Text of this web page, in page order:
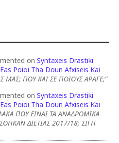
on Syntaxeis Drastiki
Poioi Tha Doun Afxiseis Kai
ΜΑΣ; ΠΟΥ ΚΑΙ ΣΕ ΠΟΙΟΥΣ ΑΡΑΓΕ;”
on Syntaxeis Drastiki
Poioi Tha Doun Afxiseis Kai
ΠΟΥ ΕΙΝΑΙ ΤΑ ΑΝΑΔΡΟΜΙΚΑ
ΔΙΕΤΙΑΣ 2017/18; ΣΙΓΗ